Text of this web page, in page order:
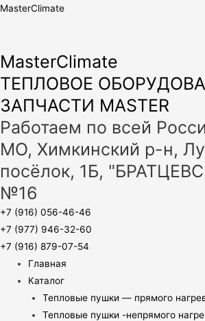
MasterClimate
MasterClimate
ТЕПЛОВОЕ
ЗАПЧАСТИ MASTER
Работаем по всей
МО, Химкинский р-н,
посёлок, 1Б,
№16
+7 (916) 056-46-46
+7 (977) 946-32-60
+7 (916) 879-07-54
Главная
Каталог
Тепловые пушки — прямого
Тепловые пушки -непрямого